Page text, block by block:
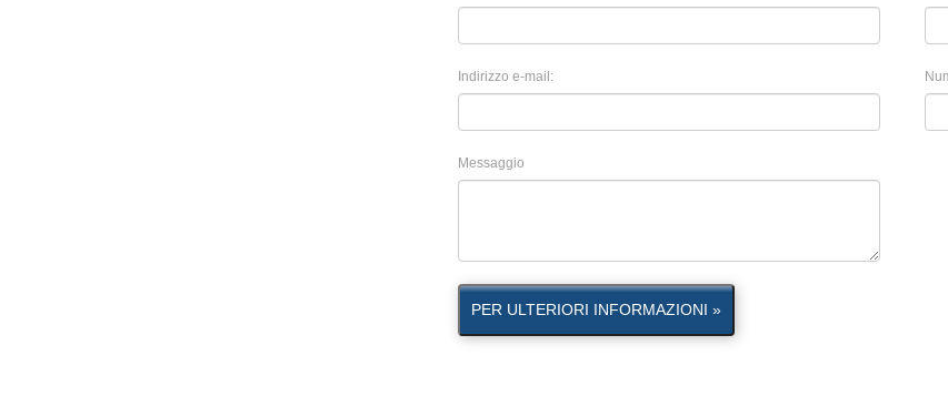
Indirizzo e-mail:
Messaggio
PER ULTERIORI INFORMAZIONI »